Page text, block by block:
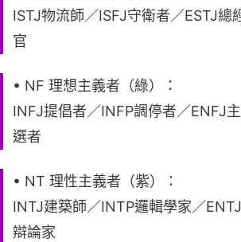
ISTJ物流師／ISFJ守衛者／ESTJ總
官
• NF 理想主義者（綠）：
INFJ提倡者／INFP調停者／ENFJ
選者
• NT 理性主義者（紫）：
INTJ建築師／INTP邏輯學家／
辯論家